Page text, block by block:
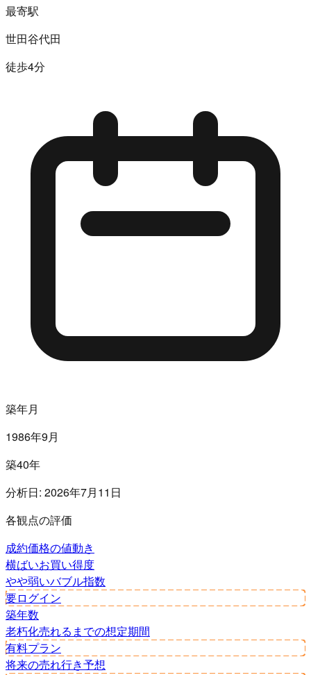
最寄駅
世田谷代田
徒歩4分
築年月
1986年9月
築40年
分析日: 2026年7月11日
各観点の評価
成約価格の値動き
横ばいお買い得度
やや弱いバブル指数
要ログイン
築年数
老朽化売れるまでの想定期間
有料プラン
将来の売れ行き予想